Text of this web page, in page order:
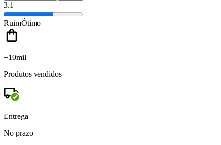
3.1
RuimÓtimo
+10mil
Produtos vendidos
Entrega
No prazo